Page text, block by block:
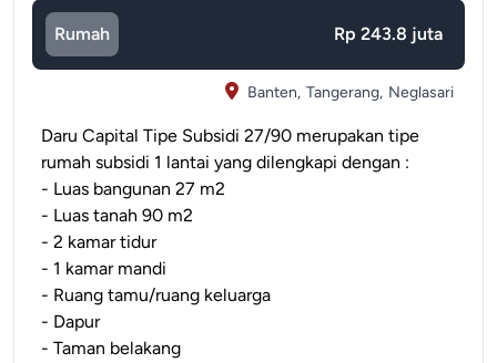
Rumah Rp 243.8 juta
Banten, Tangerang, Neglasari
Daru Capital Tipe Subsidi 27/90 merupakan tipe
rumah subsidi 1 lantai yang dilengkapi dengan :
- Luas bangunan 27 m2
- Luas tanah 90 m2
- 2 kamar tidur
- 1 kamar mandi
- Ruang tamu/ruang keluarga
- Dapur
- Taman belakang